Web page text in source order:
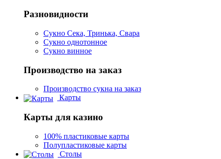
Разновидности
Сукно Сека, Тринька, Свара
Сукно однотонное
Сукно винное
Производство на заказ
Производство сукна на заказ
Карты
Карты для казино
100% пластиковые карты
Полупластиковые карты
Столы